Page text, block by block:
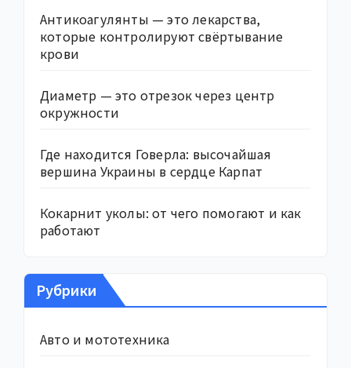
Антикоагулянты — это лекарства,
которые контролируют свёртывание
крови
Диаметр — это отрезок через центр
окружности
Где находится Говерла: высочайшая
вершина Украины в сердце Карпат
Кокарнит уколы: от чего помогают и как
работают
Рубрики
Авто и мототехника